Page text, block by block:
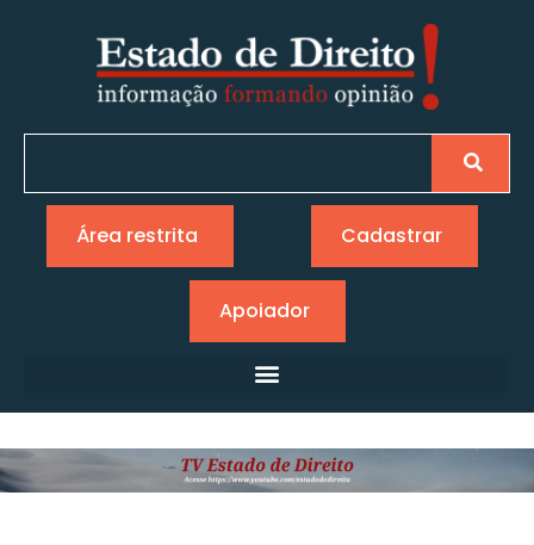
Área restrita Cadastrar
Apoiador